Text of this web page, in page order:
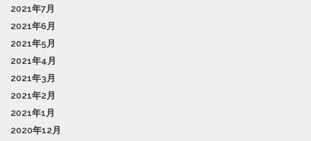
2021年7月
2021年6月
2021年5月
2021年4月
2021年3月
2021年2月
2021年1月
2020年12月